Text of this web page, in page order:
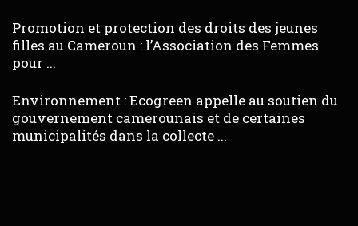
Promotion et protection des droits des jeunes
filles au Cameroun : l’Association des Femmes
pour ...
Environnement : Ecogreen appelle au soutien du
gouvernement camerounais et de certaines
municipalités dans la collecte ...